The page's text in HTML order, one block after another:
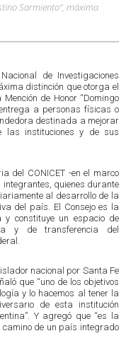
Sarmiento", máxima
de Investigaciones
distinción que otorga el
de Honor “Domingo
a personas físicas o
destinada a mejorar
las instituciones y de sus
del CONICET -en el marco
integrantes, quienes durante
al desarrollo de la
del país. El Consejo es la
y constituye un espacio de
y de transferencia del
nacional por Santa Fe
que “uno de los objetivos
y lo hacemos al tener la
de esta institución
Y agregó que “es la
de un país integrado